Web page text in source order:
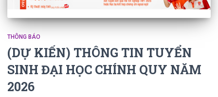
THÔNG BÁO
(DỰ KIẾN) THÔNG TIN TUYỂN
SINH ĐẠI HỌC CHÍNH QUY NĂM
2026